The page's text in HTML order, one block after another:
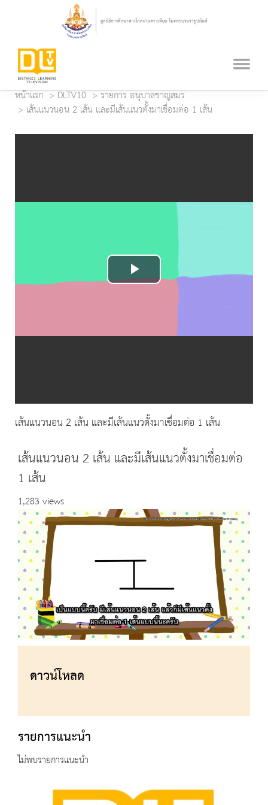
หน้าแรก DLTV10
รายการ อนุบาลชาญสมร
เส้นแนวนอน 2 เส้น และมีเส้นแนวตั้งมาเชื่อมต่อ 1 เส้น
Play
Video
เส้นแนวนอน 2 เส้น และมีเส้นแนวตั้งมาเชื่อมต่อ 1 เส้น
เส้นแนวนอน 2 เส้น และมีเส้นแนวตั้งมาเชื่อมต่อ
1 เส้น
1,283 views
ดาวน์โหลด
รายการแนะนำ
ไม่พบรายการแนะนำ